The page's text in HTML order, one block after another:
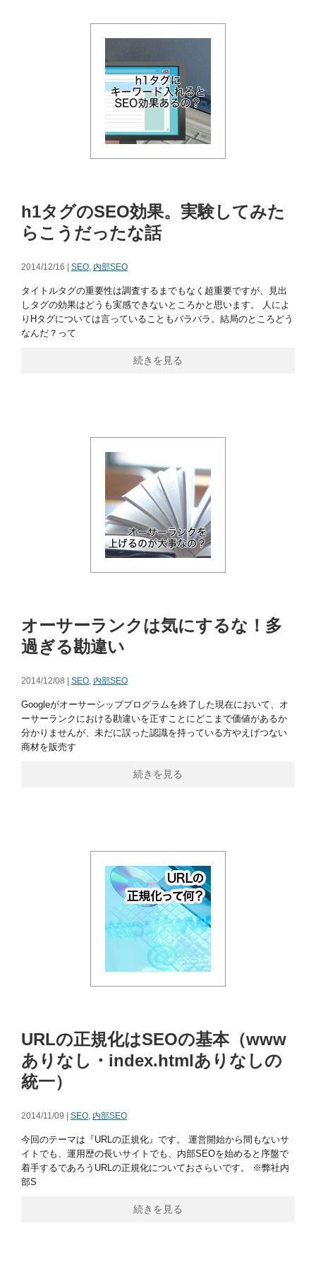
h1タグのSEO効果。実験してみた
らこうだったな話
2014/12/16 | SEO, 内部SEO
タイトルタグの重要性は調査するまでもなく超重要ですが、見出
しタグの効果はどうも実感できないところかと思います。 人によ
りHタグについては言っていることもバラバラ。結局のところどう
なんだ？って
続きを見る
オーサーランクは気にするな！多
過ぎる勘違い
2014/12/08 | SEO, 内部SEO
Googleがオーサーシッププログラムを終了した現在において、オ
ーサーランクにおける勘違いを正すことにどこまで価値があるか
分かりませんが、未だに誤った認識を持っている方やえげつない
商材を販売す
続きを見る
URLの正規化はSEOの基本（www
ありなし・index.htmlありなしの
統一）
2014/11/09 | SEO, 内部SEO
今回のテーマは『URLの正規化』です。 運営開始から間もないサ
イトでも、運用歴の長いサイトでも、内部SEOを始めると序盤で
着手するであろうURLの正規化についておさらいです。 ※弊社内
部S
続きを見る